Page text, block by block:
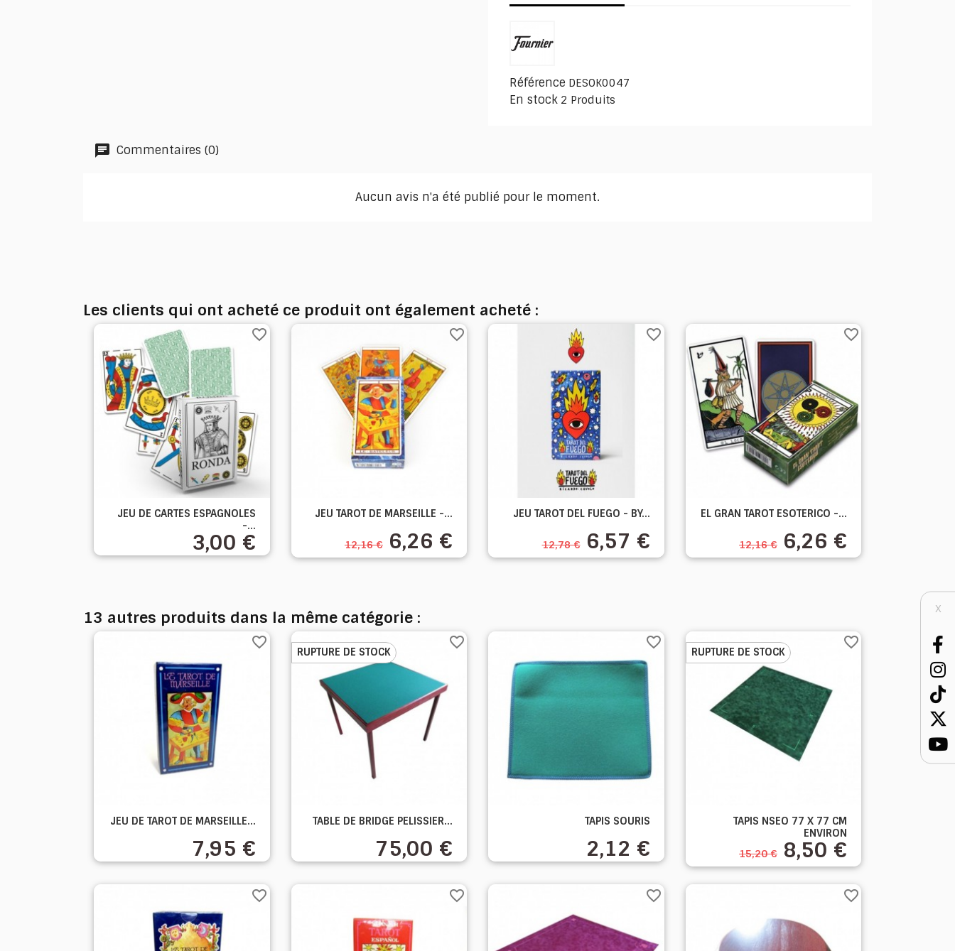
Référence DESOK0047
En stock 2 Produits
Commentaires (0)
Aucun avis n'a été publié pour le moment.
Les clients qui ont acheté ce produit ont également acheté :
Aperçu rapide
JEU DE CARTES ESPAGNOLES
-...
3,00 €
favorite_border
Aperçu rapide
JEU TAROT DE MARSEILLE -...
12,16 € 6,26 €
favorite_border
Aperçu rapide
JEU TAROT DEL FUEGO - BY...
12,78 € 6,57 €
favorite_border
Aperçu rapide
EL GRAN TAROT ESOTERICO -...
12,16 € 6,26 €
favorite_border
13 autres produits dans la même catégorie :
Aperçu rapide
JEU DE TAROT DE MARSEILLE...
7,95 €
favorite_border
Aperçu rapide
TABLE DE BRIDGE PELISSIER...
75,00 €
RUPTURE DE STOCK
favorite_border
Aperçu rapide
TAPIS SOURIS
2,12 €
favorite_border
Aperçu rapide
TAPIS NSEO 77 X 77 CM
ENVIRON
15,20 € 8,50 €
RUPTURE DE STOCK
favorite_border
favorite_border favorite_border favorite_border favorite_border
X